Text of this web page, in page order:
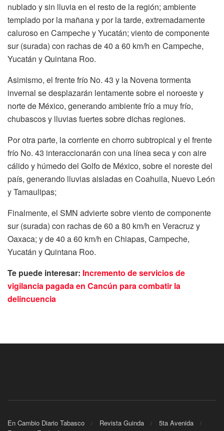
nublado y sin lluvia en el resto de la región; ambiente
templado por la mañana y por la tarde, extremadamente
caluroso en Campeche y Yucatán; viento de componente
sur (surada) con rachas de 40 a 60 km/h en Campeche,
Yucatán y Quintana Roo.
Asimismo, el frente frío No. 43 y la Novena tormenta
invernal se desplazarán lentamente sobre el noroeste y
norte de México, generando ambiente frío a muy frío,
chubascos y lluvias fuertes sobre dichas regiones.
Por otra parte, la corriente en chorro subtropical y el frente
frío No. 43 interaccionarán con una línea seca y con aire
cálido y húmedo del Golfo de México, sobre el noreste del
país, generando lluvias aisladas en Coahuila, Nuevo León
y Tamaulipas;
Finalmente, el SMN advierte sobre viento de componente
sur (surada) con rachas de 60 a 80 km/h en Veracruz y
Oaxaca; y de 40 a 60 km/h en Chiapas, Campeche,
Yucatán y Quintana Roo.
Te puede interesar: Incremento de servicios de
vigilancia pagada en Cancún para combatir la
delincuencia
En Cambio Diario Tabasco Revista Guinda
5ta Avenida